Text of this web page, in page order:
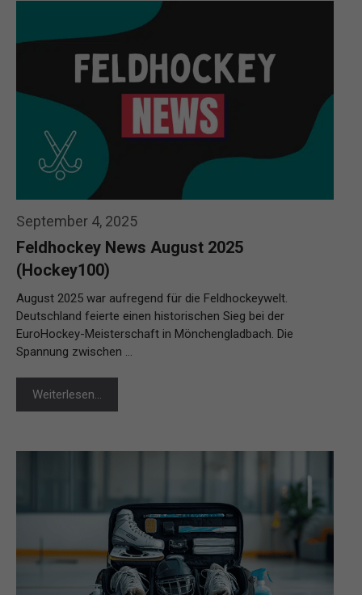
September 4, 2025
Feldhockey News August 2025
(Hockey100)
August 2025 war aufregend für die Feldhockeywelt.
Deutschland feierte einen historischen Sieg bei der
EuroHockey-Meisterschaft in Mönchengladbach. Die
Spannung zwischen …
Weiterlesen…